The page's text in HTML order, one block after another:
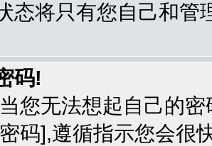
态将只有您自己和管
码!
您无法想起自己的
码],遵循指示您会很